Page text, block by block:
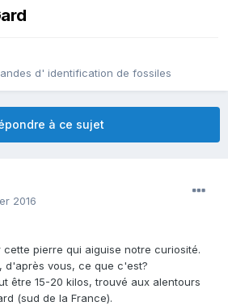
d' identification de fossiles
à ce sujet
2016
pierre qui aiguise notre curiosité.
d'après vous, ce que c'est?
être 15-20 kilos, trouvé aux alentours
(sud de la France).